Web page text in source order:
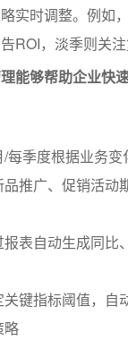
实时调整。例如
ROI，淡季则关
能够帮助企业快
每季度根据业务
推广、促销活动
表自动生成同比
键指标阈值，自
略